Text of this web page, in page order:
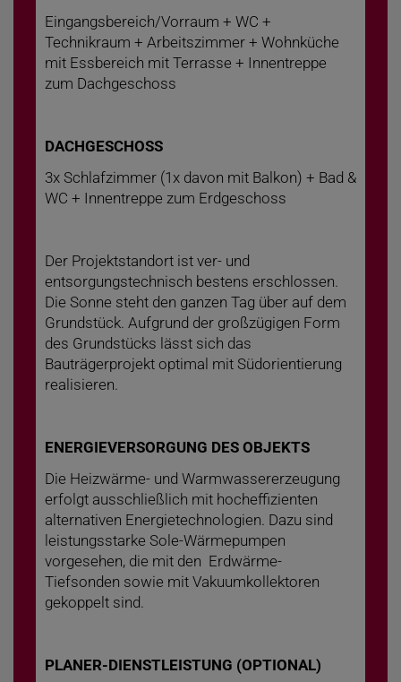
Eingangsbereich/Vorraum + WC +
Technikraum + Arbeitszimmer + Wohnküche
mit Essbereich mit Terrasse + Innentreppe
zum Dachgeschoss
DACHGESCHOSS
3x Schlafzimmer (1x davon mit Balkon) + Bad &
WC + Innentreppe zum Erdgeschoss
Der Projektstandort ist ver- und
entsorgungstechnisch bestens erschlossen.
Die Sonne steht den ganzen Tag über auf dem
Grundstück. Aufgrund der großzügigen Form
des Grundstücks lässt sich das
Bauträgerprojekt optimal mit Südorientierung
realisieren.
ENERGIEVERSORGUNG DES OBJEKTS
Die Heizwärme- und Warmwassererzeugung
erfolgt ausschließlich mit hocheffizienten
alternativen Energietechnologien. Dazu sind
leistungsstarke Sole-Wärmepumpen
vorgesehen, die mit den Erdwärme-
Tiefsonden sowie mit Vakuumkollektoren
gekoppelt sind.
PLANER-DIENSTLEISTUNG (OPTIONAL)